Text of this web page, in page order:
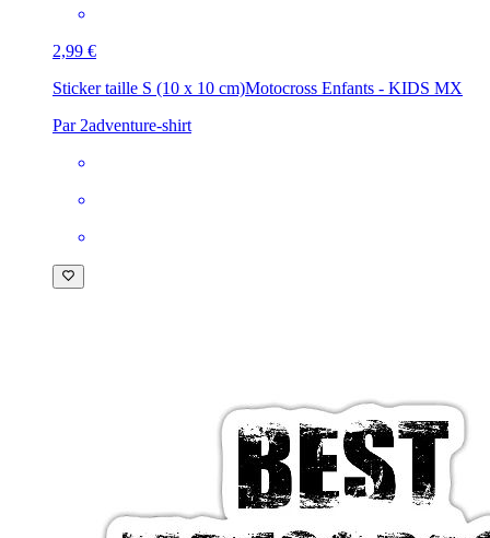
2,99 €
Sticker taille S (10 x 10 cm)Motocross Enfants - KIDS MX
Par 2adventure-shirt